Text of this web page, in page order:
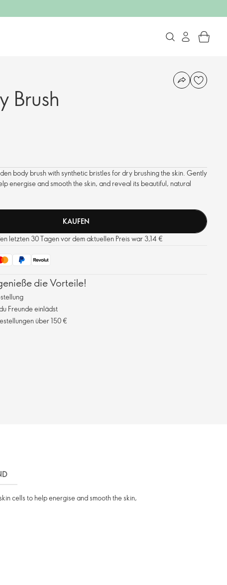
Brush
body brush with synthetic bristles for dry brushing the skin. Gently
energise and smooth the skin, and reveal its beautiful, natural
KAUFEN
letzten 30 Tagen vor dem aktuellen Preis war 3,14 €
die Vorteile!
Freunde einlädst
über 150 €
cells to help energise and smooth the skin,